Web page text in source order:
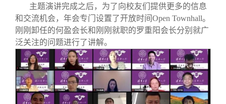
主题演讲完成之后，为了向校友们提供更多的信息
和交流机会，年会专门设置了开放时间Open Townhall。
刚刚卸任的何盈会长和刚刚就职的罗重阳会长分别就广
泛关注的问题进行了讲解。